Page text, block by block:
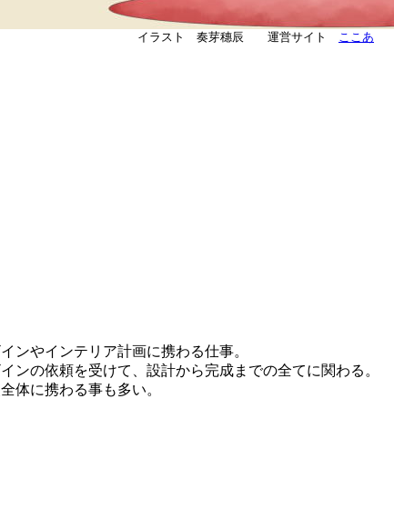
イラスト 奏芽穗辰 運営サイト ここあ
ンやインテリア計画に携わる仕事。
の依頼を受けて、設計から完成までの全てに関わる。
体に携わる事も多い。